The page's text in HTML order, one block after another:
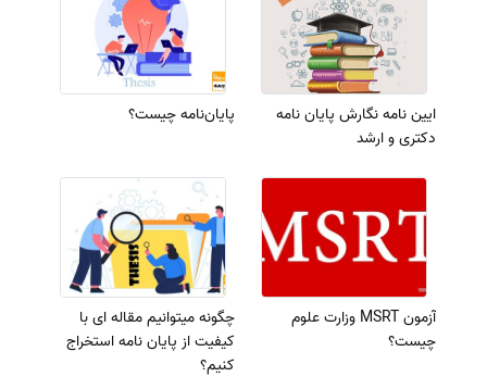
ایین نامه نگارش پایان نامه
دکتری و ارشد
پایان‌‌نامه چیست؟
آزمون MSRT وزارت علوم
چیست؟
چگونه میتوانیم مقاله ای با
کیفیت از پایان نامه استخراج
کنیم؟